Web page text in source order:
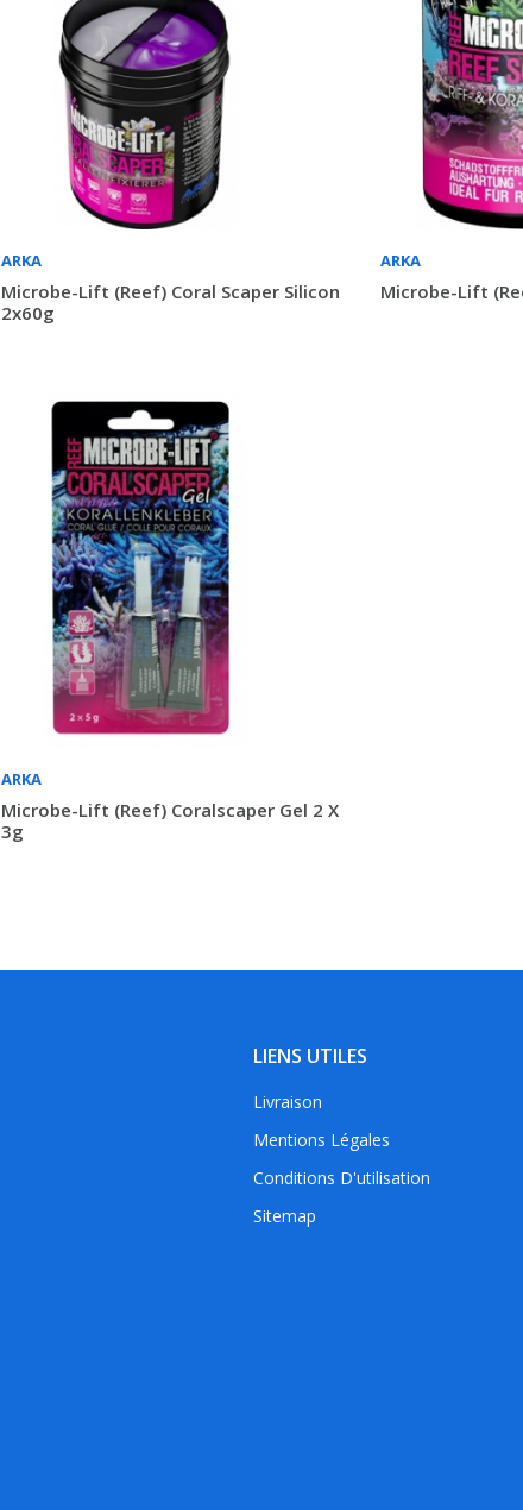
ARKA
Microbe-Lift (Reef) Coral Scaper Silicon
2x60g
ARKA
Microbe-Lift
ARKA
Microbe-Lift (Reef) Coralscaper Gel 2 X
3g
LIENS UTILES
Livraison
Mentions Légales
Conditions D'utilisation
Sitemap